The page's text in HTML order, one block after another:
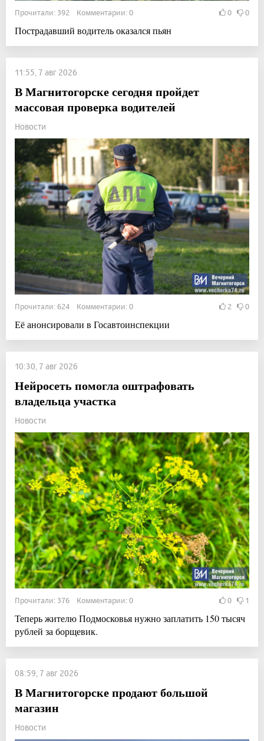
Прочитали: 392 Комментарии: 0 0 0
Пострадавший водитель оказался пьян
11:55, 7 авг 2026
В Магнитогорске сегодня пройдет
массовая проверка водителей
Новости
Прочитали: 624 Комментарии: 0 2 0
Её анонсировали в Госавтоинспекции
10:30, 7 авг 2026
Нейросеть помогла оштрафовать
владельца участка
Новости
Прочитали: 376 Комментарии: 0 0 1
Теперь жителю Подмосковья нужно заплатить 150 тысяч
рублей за борщевик.
08:59, 7 авг 2026
В Магнитогорске продают большой
магазин
Новости